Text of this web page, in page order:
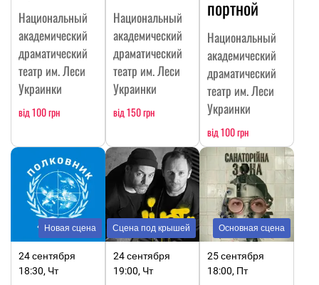
Национальный
академический
драматический
театр им. Леси
Украинки
від 100 грн
Национальный
академический
драматический
театр им. Леси
Украинки
від 150 грн
портной
Национальный
академический
драматический
театр им. Леси
Украинки
від 100 грн
Новая сцена
24 сентября
18:30, Чт
Сцена под крышей
24 сентября
19:00, Чт
Основная сцена
25 сентября
18:00, Пт